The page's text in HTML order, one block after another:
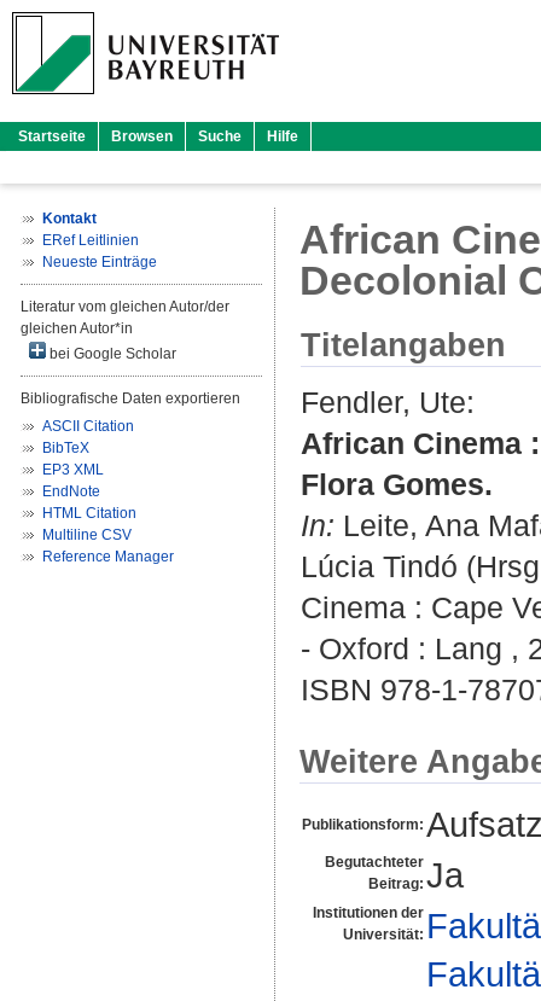
Startseite Browsen Suche Hilfe
Kontakt
ERef Leitlinien
Neueste Einträge
Literatur vom gleichen Autor/der
gleichen Autor*in
bei Google Scholar
Bibliografische Daten exportieren
ASCII Citation
BibTeX
EP3 XML
EndNote
HTML Citation
Multiline CSV
Reference Manager
African
Decolonial
Titelangaben
Fendler, Ute:
African Cinema
Flora Gomes.
In: Leite, Ana
Lúcia Tindó
Cinema : Cape
- Oxford : Lang ,
ISBN 978-1-
Weitere
Publikationsform:
Begutachteter
Beitrag: Ja
Institutionen der
Universität: